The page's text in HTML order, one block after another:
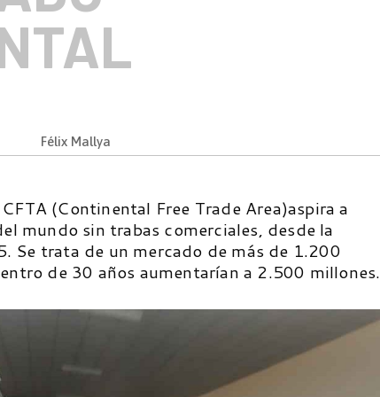
Félix Mallya
(Continental Free Trade Area)aspira a
mundo sin trabas comerciales, desde la
Se trata de un mercado de más de 1.200
de 30 años aumentarían a 2.500 millones.